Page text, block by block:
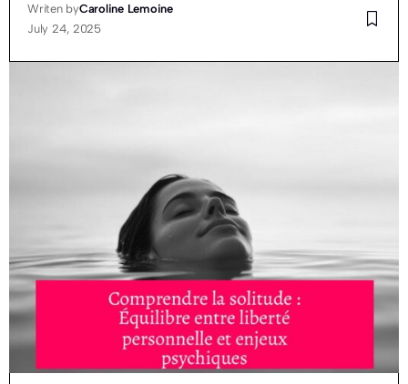
Writen byCaroline Lemoine
July 24, 2025